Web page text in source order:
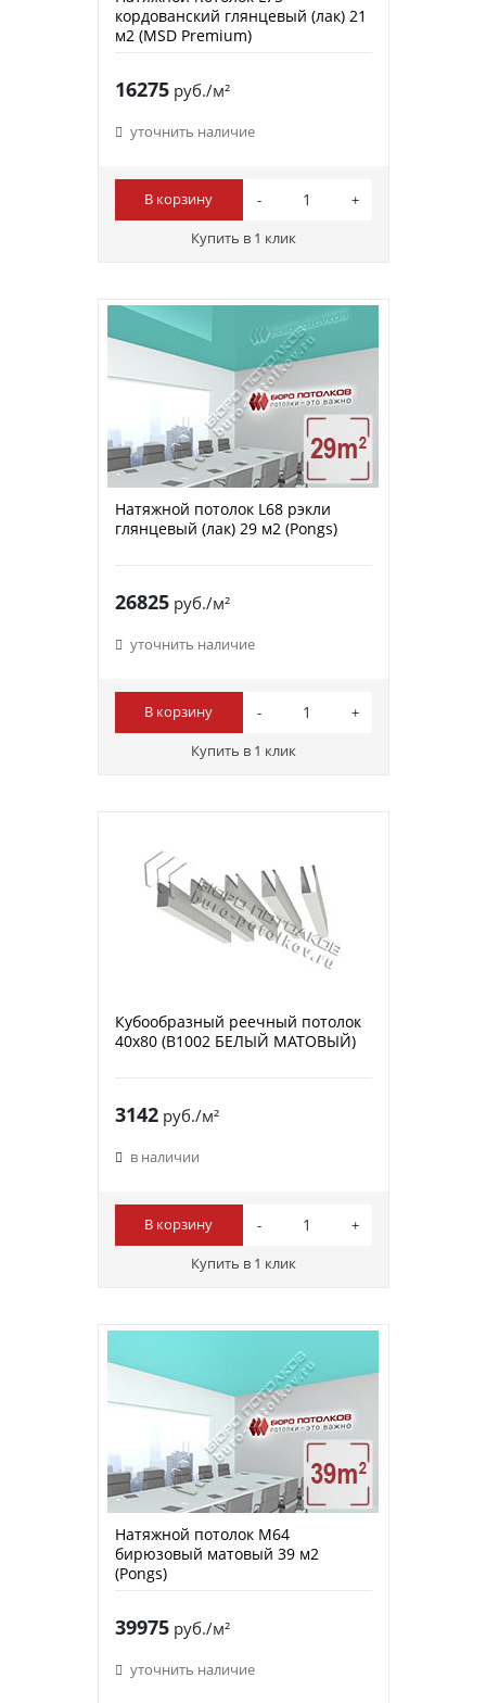
кордованский глянцевый (лак) 21
м2 (MSD Premium)
16275руб./м²
уточнить наличие
В корзину
Купить в 1 клик
Натяжной потолок L68 рэкли
глянцевый (лак) 29 м2 (Pongs)
26825руб./м²
уточнить наличие
В корзину
Купить в 1 клик
Кубообразный реечный потолок
40х80 (B1002 БЕЛЫЙ МАТОВЫЙ)
3142руб./м²
в наличии
В корзину
Купить в 1 клик
Натяжной потолок M64
бирюзовый матовый 39 м2
(Pongs)
39975руб./м²
уточнить наличие